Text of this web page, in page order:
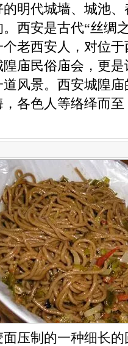
明代城墙、城池
西安是古代“丝绸
老西安人，对位
庙民俗庙会，更
风景。西安城隍
，各色人等络绎而
制的一种细长的